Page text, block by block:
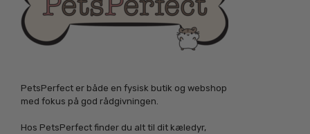
PetsPerfect er både en fysisk butik og webshop
med fokus på god rådgivningen.
Hos PetsPerfect finder du alt til dit kæledyr,